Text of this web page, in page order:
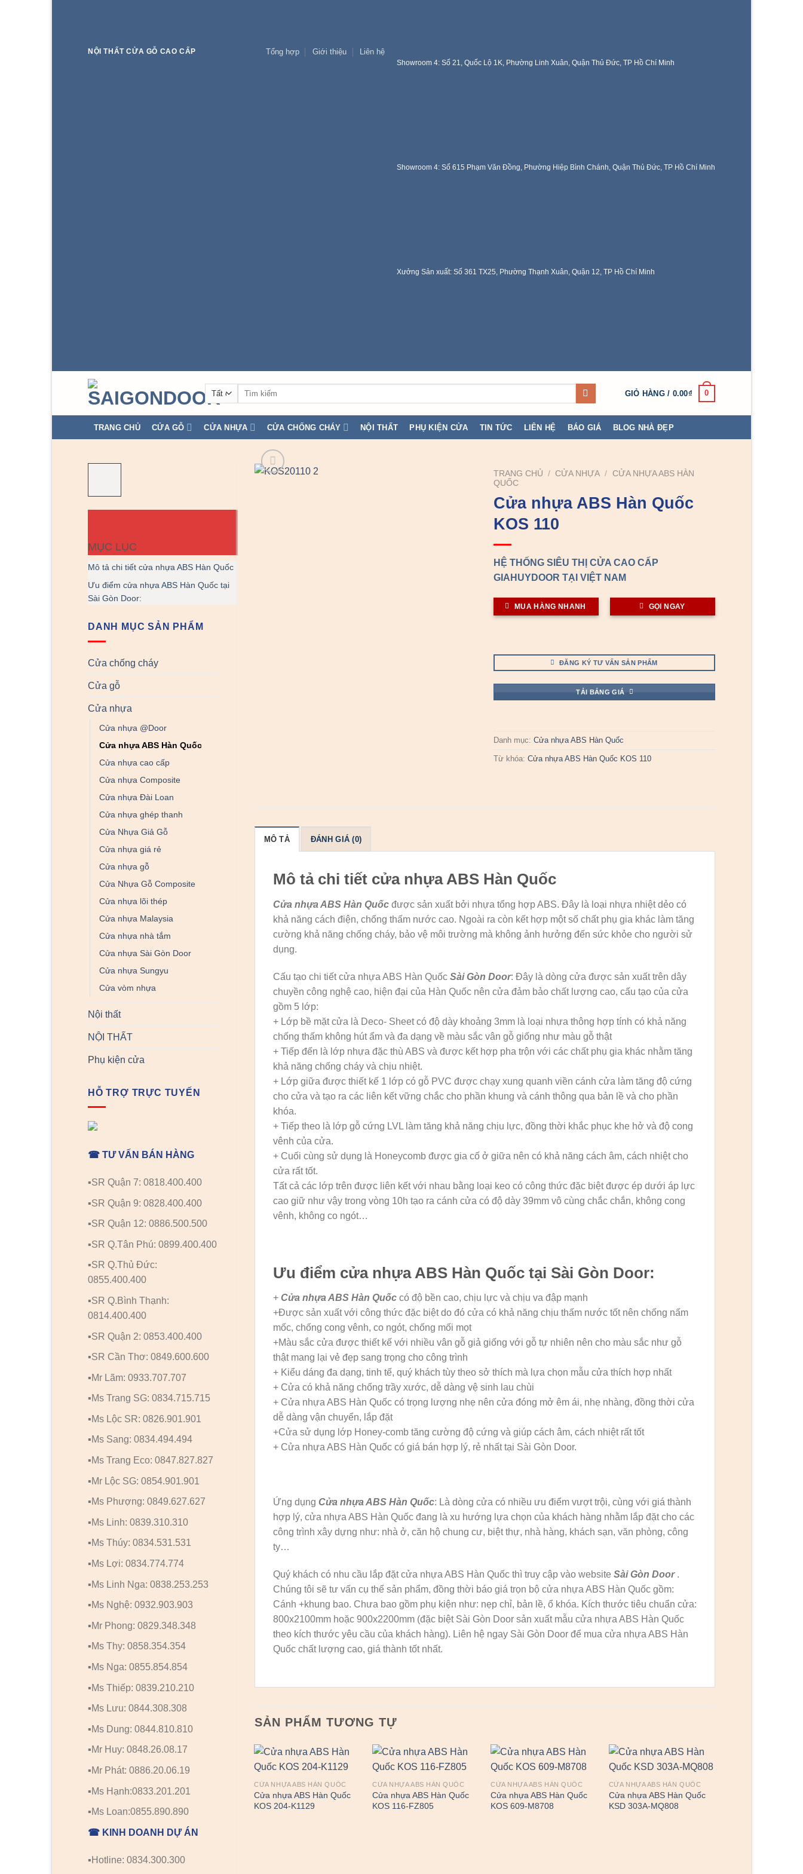
NỘI THẤT CỬA GỖ CAO CẤP Tổng hợp Giới thiệu Liên hệ
Showroom 4: Số 21, Quốc Lộ 1K, Phường Linh Xuân, Quận Thủ Đức, TP Hồ Chí Minh
Showroom 4: Số 615 Phạm Văn Đồng, Phường Hiệp Bình Chánh, Quận Thủ Đức, TP Hồ Chí Minh
Xưởng Sản xuất: Số 361 TX25, Phường Thạnh Xuân, Quận 12, TP Hồ Chí Minh
Tìm
GIỎ HÀNG / 0.00₫ 0
TRANG CHỦ CỬA GỖ CỬA NHỰA CỬA CHỐNG CHÁY NỘI THẤT PHỤ KIỆN CỬA TIN TỨC LIÊN HỆ BÁO GIÁ BLOG NHÀ ĐẸP
MỤC LỤC
Mô tả chi tiết cửa nhựa ABS Hàn Quốc
Ưu điểm cửa nhựa ABS Hàn Quốc tại
Sài Gòn Door:
DANH MỤC SẢN PHẨM
Cửa chống cháy
Cửa gỗ
Cửa nhựa
Cửa nhựa @Door
Cửa nhựa ABS Hàn Quốc
Cửa nhựa cao cấp
Cửa nhựa Composite
Cửa nhựa Đài Loan
Cửa nhựa ghép thanh
Cửa Nhựa Giả Gỗ
Cửa nhựa giá rẻ
Cửa nhựa gỗ
Cửa Nhựa Gỗ Composite
Cửa nhựa lõi thép
Cửa nhựa Malaysia
Cửa nhựa nhà tắm
Cửa nhựa Sài Gòn Door
Cửa nhựa Sungyu
Cửa vòm nhựa
Nội thất
NỘI THẤT
Phụ kiện cửa
HỖ TRỢ TRỰC TUYẾN
☎ TƯ VẤN BÁN HÀNG
▪️SR Quận 7: 0818.400.400
▪️SR Quận 9: 0828.400.400
▪️SR Quận 12: 0886.500.500
▪️SR Q.Tân Phú: 0899.400.400
▪️SR Q.Thủ Đức:
0855.400.400
▪️SR Q.Bình Thạnh:
0814.400.400
▪️SR Quận 2: 0853.400.400
▪️SR Cần Thơ: 0849.600.600
▪️Mr Lãm: 0933.707.707
▪️Ms Trang SG: 0834.715.715
▪️Ms Lộc SR: 0826.901.901
▪️Ms Sang: 0834.494.494
▪️Ms Trang Eco: 0847.827.827
▪️Mr Lộc SG: 0854.901.901
▪️Ms Phượng: 0849.627.627
▪️Ms Linh: 0839.310.310
▪️Ms Thúy: 0834.531.531
▪️Ms Lợi: 0834.774.774
▪️Ms Linh Nga: 0838.253.253
▪️Ms Nghệ: 0932.903.903
▪️Mr Phong: 0829.348.348
▪️Ms Thy: 0858.354.354
▪️Ms Nga: 0855.854.854
▪️Ms Thiếp: 0839.210.210
▪️Ms Lưu: 0844.308.308
▪️Ms Dung: 0844.810.810
▪️Mr Huy: 0848.26.08.17
▪️Mr Phát: 0886.20.06.19
▪️Ms Hạnh:0833.201.201
▪️Ms Loan:0855.890.890
☎ KINH DOANH DỰ ÁN
▪️Hotline: 0834.300.300
TRANG CHỦ / CỬA NHỰA / CỬA NHỰA ABS HÀN
QUỐC
Cửa nhựa ABS Hàn Quốc
KOS 110
HỆ THỐNG SIÊU THỊ CỬA CAO CẤP
GIAHUYDOOR TẠI VIỆT NAM
MUA HÀNG NHANH GỌI NGAY
ĐĂNG KÝ TƯ VẤN SẢN PHẨM
TẢI BẢNG GIÁ
Danh mục:Cửa nhựa ABS Hàn Quốc
Từ khóa:Cửa nhựa ABS Hàn Quốc KOS 110
MÔ TẢ ĐÁNH GIÁ (0)
Mô tả chi tiết cửa nhựa ABS Hàn Quốc
Cửa nhựa ABS Hàn Quốcđược sản xuất bởi nhựa tổng hợp ABS. Đây là loại nhựa nhiệt dẻo có
khả năng cách điện, chống thấm nước cao. Ngoài ra còn kết hợp một số chất phụ gia khác làm tăng
cường khả năng chống cháy, bảo vệ môi trường mà không ảnh hưởng đến sức khỏe cho người sử
dụng.
Cấu tạo chi tiết cửa nhựa ABS Hàn Quốc Sài Gòn Door: Đây là dòng cửa được sản xuất trên dây
chuyền công nghệ cao, hiện đại của Hàn Quốc nên cửa đảm bảo chất lượng cao, cấu tạo của cửa
gồm 5 lớp:
+ Lớp bề mặt cửa là Deco- Sheet có độ dày khoảng 3mm là loại nhựa thông hợp tính có khả năng
chống thấm không hút ẩm và đa dạng về màu sắc vân gỗ giống như màu gỗ thật
+ Tiếp đến là lớp nhựa đặc thù ABS và được kết hợp pha trộn với các chất phụ gia khác nhằm tăng
khả năng chống cháy và chịu nhiệt.
+ Lớp giữa được thiết kế 1 lớp có gỗ PVC được chạy xung quanh viền cánh cửa làm tăng độ cứng
cho cửa và tạo ra các liên kết vững chắc cho phần khung và cánh thông qua bản lề và cho phần
khóa.
+ Tiếp theo là lớp gỗ cứng LVL làm tăng khả năng chịu lực, đồng thời khắc phục khe hở và độ cong
vênh của cửa.
+ Cuối cùng sử dụng là Honeycomb được gia cố ở giữa nên có khả năng cách âm, cách nhiệt cho
cửa rất tốt.
Tất cả các lớp trên được liên kết với nhau bằng loại keo có công thức đặc biệt được ép dưới áp lực
cao giữ như vậy trong vòng 10h tạo ra cánh cửa có độ dày 39mm vô cùng chắc chắn, không cong
vênh, không co ngót…
Ưu điểm cửa nhựa ABS Hàn Quốc tại Sài Gòn Door:
+ Cửa nhựa ABS Hàn Quốccó độ bền cao, chịu lực và chịu va đập mạnh
+Được sản xuất với công thức đặc biệt do đó cửa có khả năng chịu thấm nước tốt nên chống nấm
mốc, chống cong vênh, co ngót, chống mối mọt
+Màu sắc cửa được thiết kế với nhiều vân gỗ giả giống với gỗ tự nhiên nên cho màu sắc như gỗ
thật mang lại vẻ đẹp sang trọng cho công trình
+ Kiểu dáng đa dạng, tinh tế, quý khách tùy theo sở thích mà lựa chọn mẫu cửa thích hợp nhất
+ Cửa có khả năng chống trầy xước, dễ dàng vệ sinh lau chùi
+ Cửa nhựa ABS Hàn Quốc có trọng lượng nhẹ nên cửa đóng mở êm ái, nhẹ nhàng, đồng thời cửa
dễ dàng vận chuyển, lắp đặt
+Cửa sử dụng lớp Honey-comb tăng cường độ cứng và giúp cách âm, cách nhiệt rất tốt
+ Cửa nhựa ABS Hàn Quốc có giá bán hợp lý, rẻ nhất tại Sài Gòn Door.
Ứng dụng Cửa nhựa ABS Hàn Quốc: Là dòng cửa có nhiều ưu điểm vượt trội, cùng với giá thành
hợp lý, cửa nhựa ABS Hàn Quốc đang là xu hướng lựa chọn của khách hàng nhằm lắp đặt cho các
công trình xây dựng như: nhà ở, căn hộ chung cư, biệt thự, nhà hàng, khách sạn, văn phòng, công
ty…
Quý khách có nhu cầu lắp đặt cửa nhựa ABS Hàn Quốc thì truy cập vào website Sài Gòn Door.
Chúng tôi sẽ tư vấn cụ thể sản phẩm, đồng thời báo giá trọn bộ cửa nhựa ABS Hàn Quốc gồm:
Cánh +khung bao. Chưa bao gồm phụ kiện như: nẹp chỉ, bản lề, ổ khóa. Kích thước tiêu chuẩn cửa:
800x2100mm hoặc 900x2200mm (đặc biệt Sài Gòn Door sản xuất mẫu cửa nhựa ABS Hàn Quốc
theo kích thước yêu cầu của khách hàng). Liên hệ ngay Sài Gòn Door để mua cửa nhựa ABS Hàn
Quốc chất lượng cao, giá thành tốt nhất.
SẢN PHẨM TƯƠNG TỰ
CỬA NHỰA ABS HÀN QUỐC
Cửa nhựa ABS Hàn Quốc
KOS 204-K1129
CỬA NHỰA ABS HÀN QUỐC
Cửa nhựa ABS Hàn Quốc
KOS 116-FZ805
CỬA NHỰA ABS HÀN QUỐC
Cửa nhựa ABS Hàn Quốc
KOS 609-M8708
CỬA NHỰA ABS HÀN QUỐC
Cửa nhựa ABS Hàn Quốc
KSD 303A-MQ808